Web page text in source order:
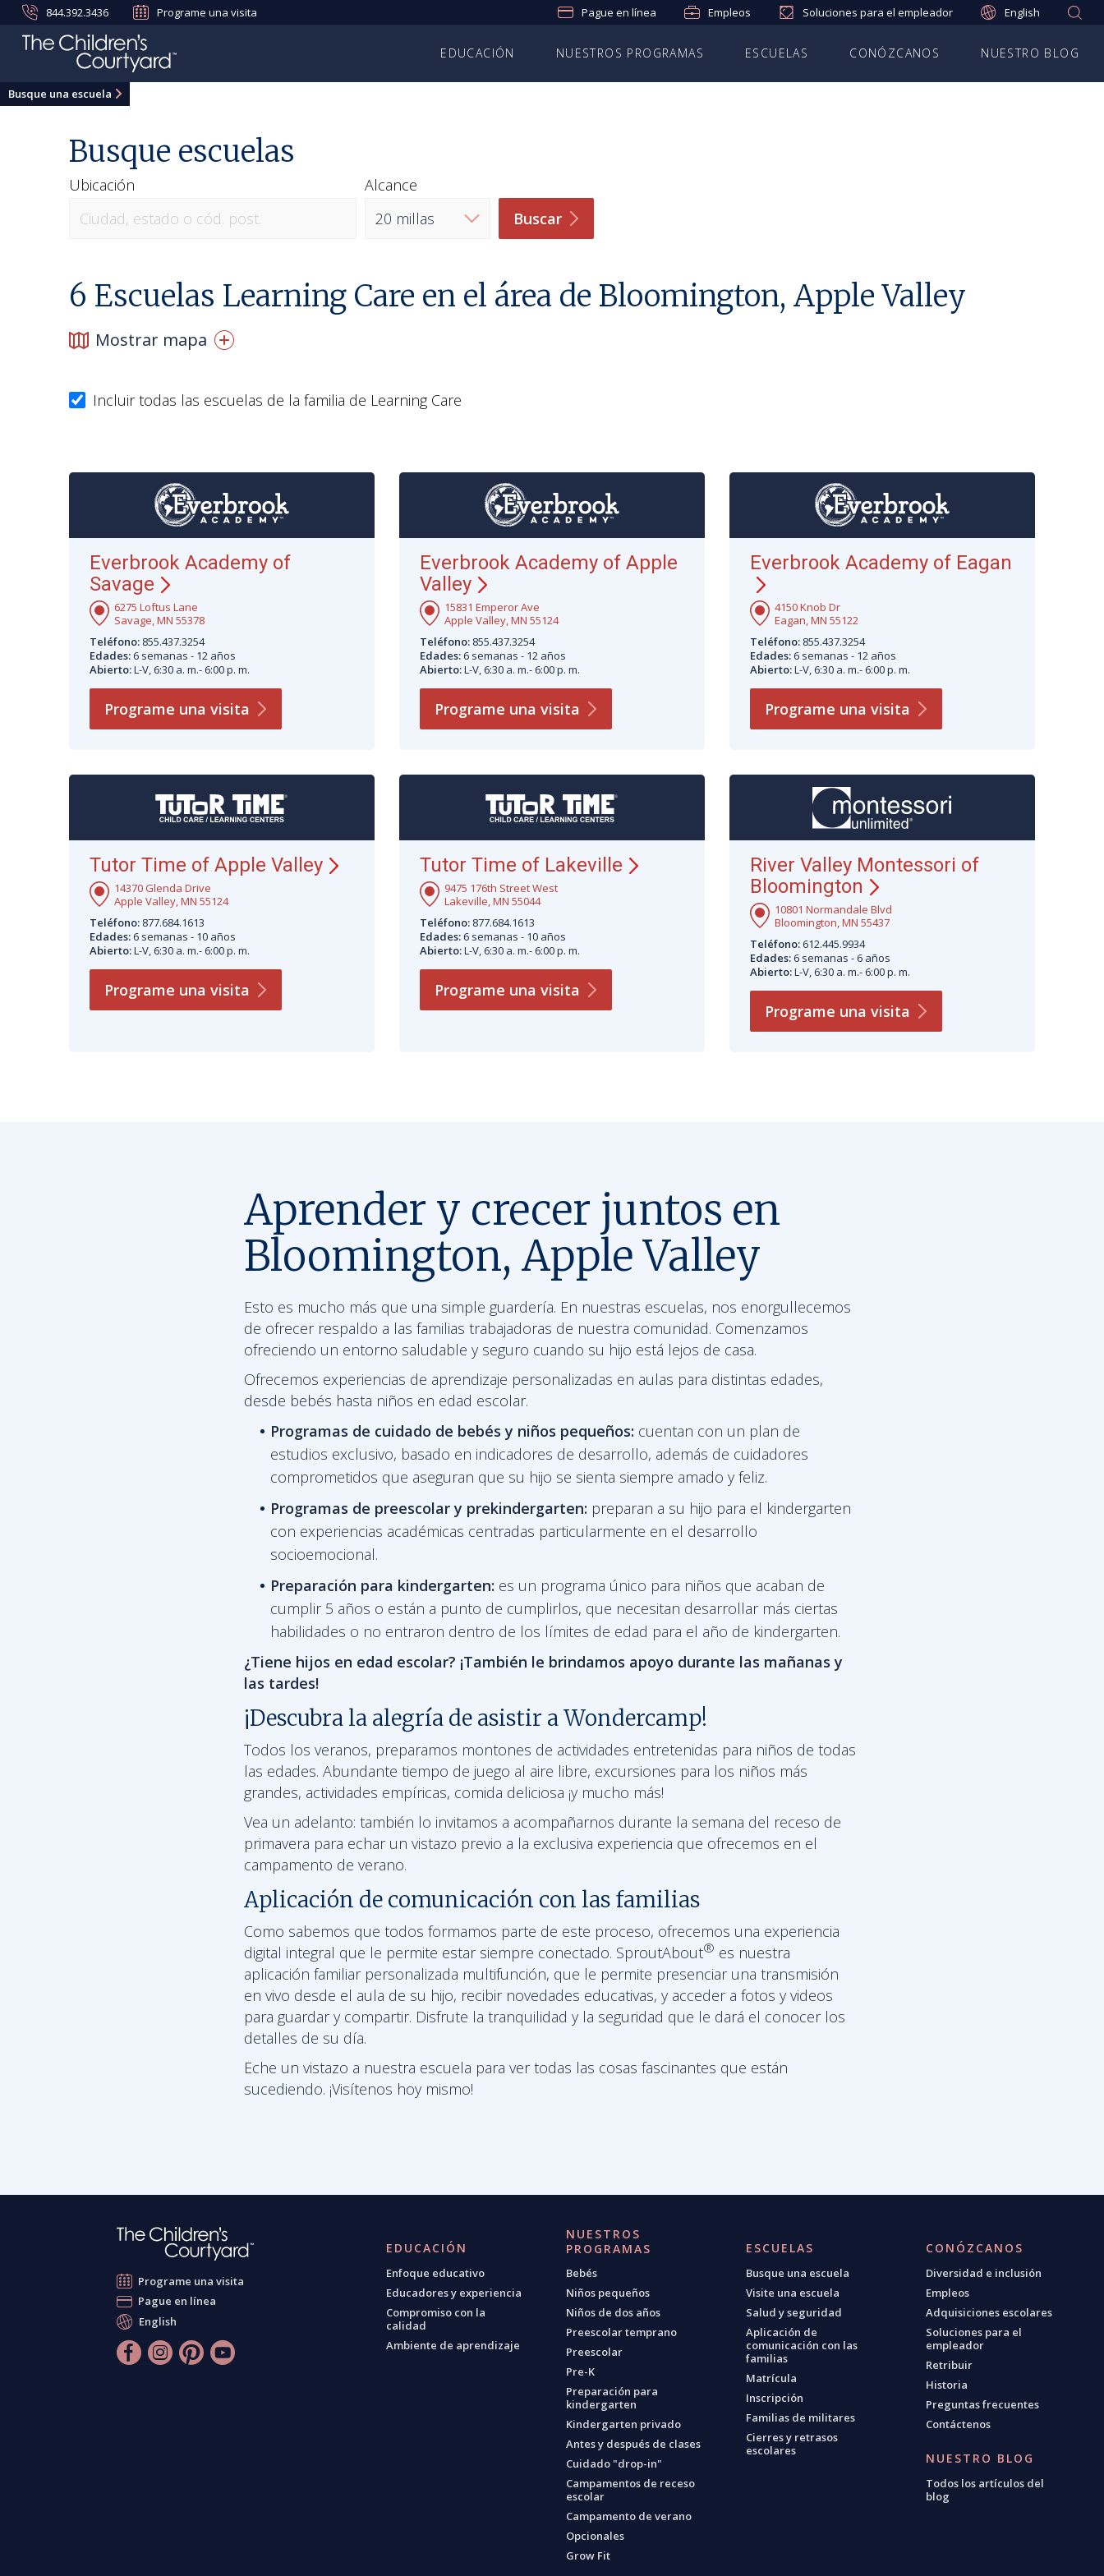
844.392.3436 Programe una visita Pague en línea Empleos Soluciones para el empleador English
EDUCACIÓN NUESTROS PROGRAMAS ESCUELAS CONÓZCANOS NUESTRO BLOG
Busque una escuela
Busque escuelas
Ubicación
Alcance
Buscar
6 Escuelas Learning Care en el área de Bloomington, Apple Valley
Mostrar mapa
Incluir todas las escuelas de la familia de Learning Care
Everbrook Academy of
Savage
6275 Loftus Lane
Savage, MN 55378
Teléfono: 855.437.3254
Edades: 6 semanas - 12 años
Abierto:L-V, 6:30 a. m.- 6:00 p. m.
Programe una visita
Everbrook Academy of Apple
Valley
15831 Emperor Ave
Apple Valley, MN 55124
Teléfono: 855.437.3254
Edades:6 semanas - 12 años
Abierto:L-V, 6:30 a. m.- 6:00 p. m.
Programe una visita
Everbrook Academy of Eagan
4150 Knob Dr
Eagan, MN 55122
Teléfono: 855.437.3254
Edades:6 semanas - 12 años
Abierto:L-V, 6:30 a. m.- 6:00 p. m.
Programe una visita
Tutor Time of Apple Valley
14370 Glenda Drive
Apple Valley, MN 55124
Teléfono: 877.684.1613
Edades: 6 semanas - 10 años
Abierto:L-V, 6:30 a. m.- 6:00 p. m.
Programe una visita
Tutor Time of Lakeville
9475 176th Street West
Lakeville, MN 55044
Teléfono: 877.684.1613
Edades:6 semanas - 10 años
Abierto:L-V, 6:30 a. m.- 6:00 p. m.
Programe una visita
River Valley Montessori of
Bloomington
10801 Normandale Blvd
Bloomington, MN 55437
Teléfono: 612.445.9934
Edades:6 semanas - 6 años
Abierto:L-V, 6:30 a. m.- 6:00 p. m.
Programe una visita
Aprender y crecer juntos en
Bloomington, Apple Valley
Esto es mucho más que una simple guardería. En nuestras escuelas, nos enorgullecemos
de ofrecer respaldo a las familias trabajadoras de nuestra comunidad. Comenzamos
ofreciendo un entorno saludable y seguro cuando su hijo está lejos de casa.
Ofrecemos experiencias de aprendizaje personalizadas en aulas para distintas edades,
desde bebés hasta niños en edad escolar.
Programas de cuidado de bebés y niños pequeños: cuentan con un plan de
estudios exclusivo, basado en indicadores de desarrollo, además de cuidadores
comprometidos que aseguran que su hijo se sienta siempre amado y feliz.
Programas de preescolar y prekindergarten: preparan a su hijo para el kindergarten
con experiencias académicas centradas particularmente en el desarrollo
socioemocional.
Preparación para kindergarten: es un programa único para niños que acaban de
cumplir 5 años o están a punto de cumplirlos, que necesitan desarrollar más ciertas
habilidades o no entraron dentro de los límites de edad para el año de kindergarten.
¿Tiene hijos en edad escolar? ¡También le brindamos apoyo durante las mañanas y
las tardes!
¡Descubra la alegría de asistir a Wondercamp!
Todos los veranos, preparamos montones de actividades entretenidas para niños de todas
las edades. Abundante tiempo de juego al aire libre, excursiones para los niños más
grandes, actividades empíricas, comida deliciosa ¡y mucho más!
Vea un adelanto: también lo invitamos a acompañarnos durante la semana del receso de
primavera para echar un vistazo previo a la exclusiva experiencia que ofrecemos en el
campamento de verano.
Aplicación de comunicación con las familias
Como sabemos que todos formamos parte de este proceso, ofrecemos una experiencia
digital integral que le permite estar siempre conectado. SproutAbout® es nuestra
aplicación familiar personalizada multifunción, que le permite presenciar una transmisión
en vivo desde el aula de su hijo, recibir novedades educativas, y acceder a fotos y videos
para guardar y compartir. Disfrute la tranquilidad y la seguridad que le dará el conocer los
detalles de su día.
Eche un vistazo a nuestra escuela para ver todas las cosas fascinantes que están
sucediendo. ¡Visítenos hoy mismo!
Programe una visita
Pague en línea
English
EDUCACIÓN
Enfoque educativo
Educadores y experiencia
Compromiso con la
calidad
Ambiente de aprendizaje
NUESTROS
PROGRAMAS
Bebés
Niños pequeños
Niños de dos años
Preescolar temprano
Preescolar
Pre-K
Preparación para
kindergarten
Kindergarten privado
Antes y después de clases
Cuidado "drop-in"
Campamentos de receso
escolar
Campamento de verano
Opcionales
Grow Fit
ESCUELAS
Busque una escuela
Visite una escuela
Salud y seguridad
Aplicación de
comunicación con las
familias
Matrícula
Inscripción
Familias de militares
Cierres y retrasos
escolares
CONÓZCANOS
Diversidad e inclusión
Empleos
Adquisiciones escolares
Soluciones para el
empleador
Retribuir
Historia
Preguntas frecuentes
Contáctenos
NUESTRO BLOG
Todos los artículos del
blog